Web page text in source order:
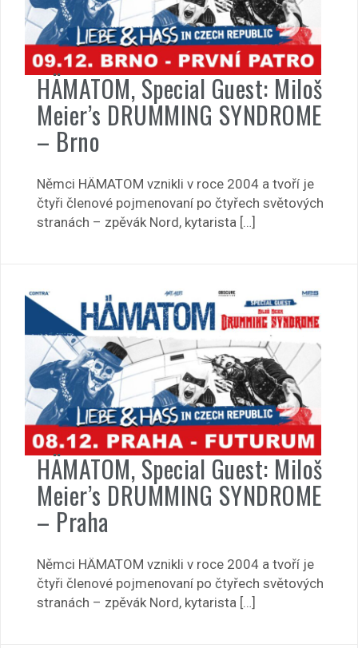
HÄMATOM, Special Guest: Miloš
Meier’s DRUMMING SYNDROME
– Brno
Němci HÄMATOM vznikli v roce 2004 a tvoří je
čtyři členové pojmenovaní po čtyřech světových
stranách – zpěvák Nord, kytarista […]
HÄMATOM, Special Guest: Miloš
Meier’s DRUMMING SYNDROME
– Praha
Němci HÄMATOM vznikli v roce 2004 a tvoří je
čtyři členové pojmenovaní po čtyřech světových
stranách – zpěvák Nord, kytarista […]